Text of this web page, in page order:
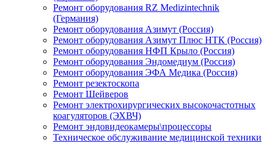
Ремонт оборудования RZ Medizintechnik
(Германия)
Ремонт оборудования Азимут (Россия)
Ремонт оборудования Азимут Плюс НТК (Россия)
Ремонт оборудования НФП Крыло (Россия)
Ремонт оборудования Эндомедиум (Россия)
Ремонт оборудования ЭФА Медика (Россия)
Ремонт резектоскопа
Ремонт Шейверов
Ремонт электрохирургических высокочастотных
коагуляторов (ЭХВЧ)
Ремонт эндовидеокамеры\процессоры
Техническое обслуживание медицинской техники